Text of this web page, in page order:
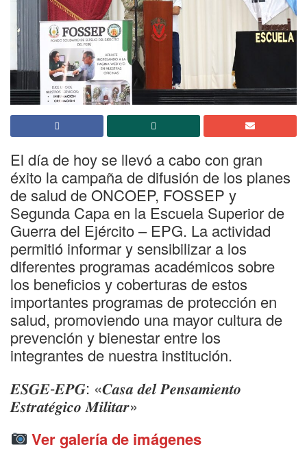
El día de hoy se llevó a cabo con gran
éxito la campaña de difusión de los planes
de salud de ONCOEP, FOSSEP y
Segunda Capa en la Escuela Superior de
Guerra del Ejército – EPG. La actividad
permitió informar y sensibilizar a los
diferentes programas académicos sobre
los beneficios y coberturas de estos
importantes programas de protección en
salud, promoviendo una mayor cultura de
prevención y bienestar entre los
integrantes de nuestra institución.
𝑬𝑺𝑮𝑬-𝑬𝑷𝑮: «𝑪𝒂𝒔𝒂 𝒅𝒆𝒍 𝑷𝒆𝒏𝒔𝒂𝒎𝒊𝒆𝒏𝒕𝒐
𝑬𝒔𝒕𝒓𝒂𝒕𝒆́𝒈𝒊𝒄𝒐 𝑴𝒊𝒍𝒊𝒕𝒂𝒓»
Ver galería de imágenes